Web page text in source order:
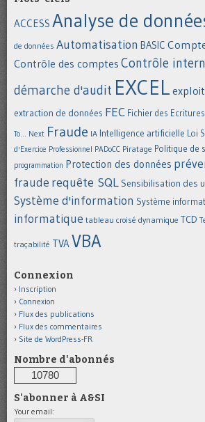
ACCESS Analyse de
de données Automatisation BASIC
Contrôle des comptes Contrôle
démarche d'audit EXCEL
extraction de données FEC Fichier des
To... Next Fraude IA Intelligence artificielle Loi
d'Exercice Professionnel PADoCC Piratage Politique de
programmation Protection des données
fraude requête SQL Sensibilisation des
Système d'information Système
informatique tableau croisé dynamique TCD
traçabilité TVAVBA
Connexion
Inscription
Connexion
Flux des publications
Flux des commentaires
Site de WordPress-FR
Nombre d'abonnés
10780
S'abonner à A&SI
Your email: